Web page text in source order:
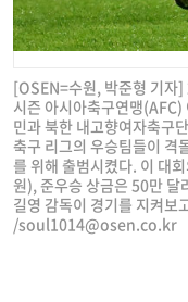
[OSEN=수원, 박준형 기자
시즌 아시아축구연맹
민과 북한 내고향여자축구
축구 리그의 우승팀들이 격
를 위해 출범시켰다. 이 대
원), 준우승 상금은 50만
길영 감독이 경기를 지켜
/soul1014@osen.co.kr